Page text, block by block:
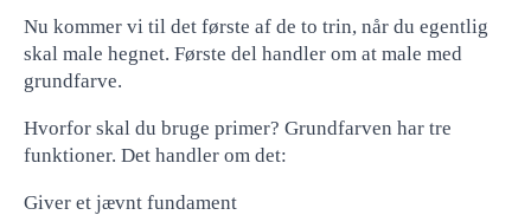
Nu kommer vi til det første af de to trin, når du egentlig
skal male hegnet. Første del handler om at male med
grundfarve.
Hvorfor skal du bruge primer? Grundfarven har tre
funktioner. Det handler om det:
Giver et jævnt fundament